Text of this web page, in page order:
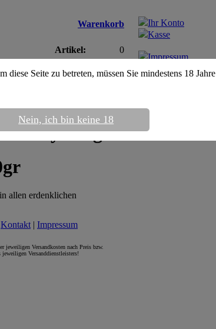
Warenkorb
Artikel:
0
Ihr Konto
Kasse
Impressum
AGB
Away 200g Dose
allen erdenklichen
Kontakt | Impressum
Versandkosten nach Preis bzw.
jeweiligen Versanddienstleisters!
Seite zu betreten, müssen Sie mindestens 18 Jahre
Nein, ich bin keine 18